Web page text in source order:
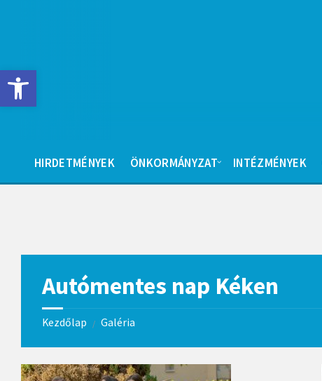
HIRDETMÉNYEK ÖNKORMÁNYZAT INTÉZMÉNYEK
Autómentes nap Kéken
Kezdőlap / Galéria
Eszköztár megnyitása